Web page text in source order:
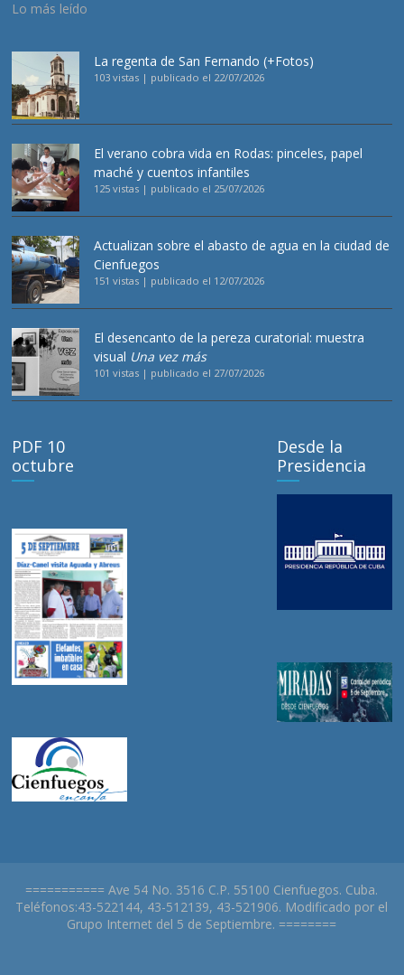
Lo más leído
La regenta de San Fernando (+Fotos)
103 vistas | publicado el 22/07/2026
El verano cobra vida en Rodas: pinceles, papel
maché y cuentos infantiles
125 vistas | publicado el 25/07/2026
Actualizan sobre el abasto de agua en la ciudad de
Cienfuegos
151 vistas | publicado el 12/07/2026
El desencanto de la pereza curatorial: muestra
visual Una vez más
101 vistas | publicado el 27/07/2026
PDF 10
octubre
Desde la
Presidencia
=========== Ave 54 No. 3516 C.P. 55100 Cienfuegos. Cuba.
Teléfonos:43-522144, 43-512139, 43-521906. Modificado por el
Grupo Internet del 5 de Septiembre. ========